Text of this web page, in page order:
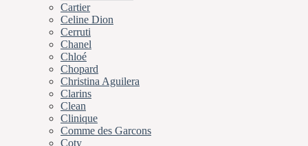
Cartier
Celine Dion
Cerruti
Chanel
Chloé
Chopard
Christina Aguilera
Clarins
Clean
Clinique
Comme des Garcons
Coty